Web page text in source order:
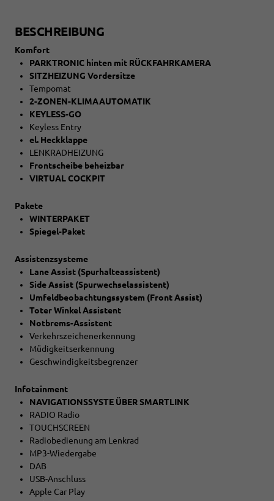
BESCHREIBUNG
Komfort
PARKTRONIC hinten mit RÜCKFAHRKAMERA
SITZHEIZUNG Vordersitze
Tempomat
2-ZONEN-KLIMAAUTOMATIK
KEYLESS-GO
Keyless Entry
el. Heckklappe
LENKRADHEIZUNG
Frontscheibe beheizbar
VIRTUAL COCKPIT
Pakete
WINTERPAKET
Spiegel-Paket
Assistenzsysteme
Lane Assist (Spurhalteassistent)
Side Assist (Spurwechselassistent)
Umfeldbeobachtungssystem (Front Assist)
Toter Winkel Assistent
Notbrems-Assistent
Verkehrszeichenerkennung
Müdigkeitserkennung
Geschwindigkeitsbegrenzer
Infotainment
NAVIGATIONSSYSTE ÜBER SMARTLINK
RADIO Radio
TOUCHSCREEN
Radiobedienung am Lenkrad
MP3-Wiedergabe
DAB
USB-Anschluss
Apple Car Play